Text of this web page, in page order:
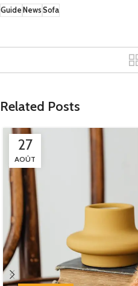
Guide News Sofa
Related Posts
27
AOÛT